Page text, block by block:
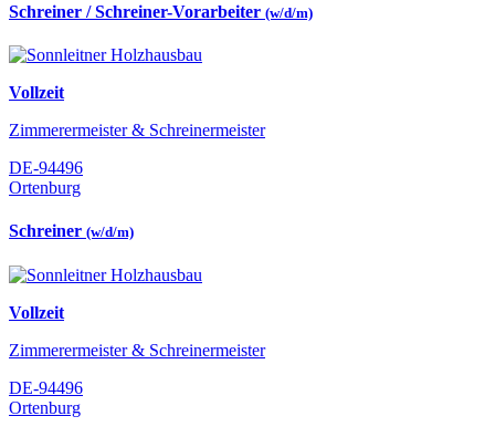
Schreiner / Schreiner-Vorarbeiter (w/d/m)
Vollzeit
Zimmerermeister & Schreinermeister
DE-94496
Ortenburg
Schreiner (w/d/m)
Vollzeit
Zimmerermeister & Schreinermeister
DE-94496
Ortenburg